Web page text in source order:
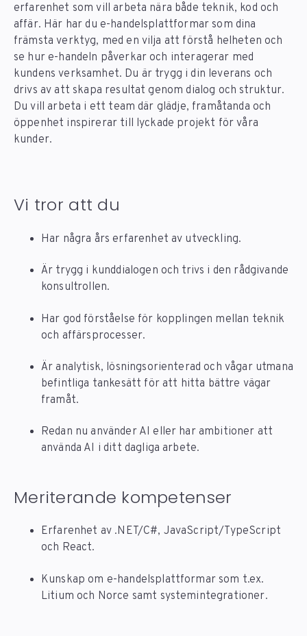
erfarenhet som vill arbeta nära både teknik, kod och
affär. Här har du e-handelsplattformar som dina
främsta verktyg, med en vilja att förstå helheten och
se hur e-handeln påverkar och interagerar med
kundens verksamhet. Du är trygg i din leverans och
drivs av att skapa resultat genom dialog och struktur.
Du vill arbeta i ett team där glädje, framåtanda och
öppenhet inspirerar till lyckade projekt för våra
kunder.
Vi tror att du
Har några års erfarenhet av utveckling.
Är trygg i kunddialogen och trivs i den rådgivande
konsultrollen.
Har god förståelse för kopplingen mellan teknik
och affärsprocesser.
Är analytisk, lösningsorienterad och vågar utmana
befintliga tankesätt för att hitta bättre vägar
framåt.
Redan nu använder AI eller har ambitioner att
använda AI i ditt dagliga arbete.
Meriterande kompetenser
Erfarenhet av .NET/C#, JavaScript/TypeScript
och React.
Kunskap om e-handelsplattformar som t.ex.
Litium och Norce samt systemintegrationer.